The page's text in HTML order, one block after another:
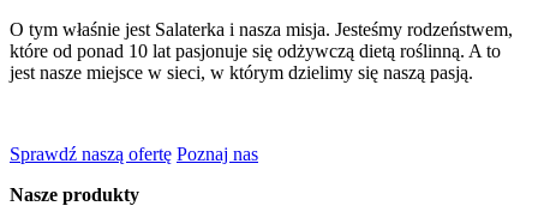
O tym właśnie jest Salaterka i nasza misja. Jesteśmy rodzeństwem,
które od ponad 10 lat pasjonuje się odżywczą dietą roślinną. A to
jest nasze miejsce w sieci, w którym dzielimy się naszą pasją.
Sprawdź naszą ofertę Poznaj nas
Nasze produkty